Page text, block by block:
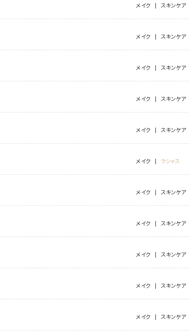
メイク スキンケア
メイク スキンケア
メイク スキンケア
メイク スキンケア
メイク スキンケア
メイク ラシャス
メイク スキンケア
メイク スキンケア
メイク スキンケア
メイク スキンケア
メイク スキンケア